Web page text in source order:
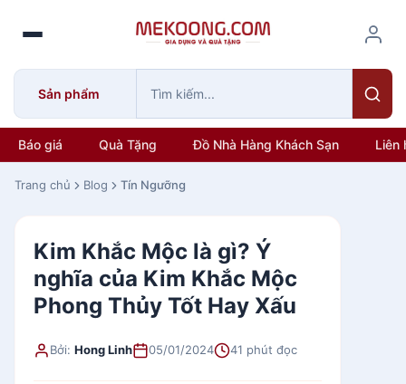
o
Sản phẩm
Báo giá Quà Tặng Đồ Nhà Hàng Khách Sạn Liên
Trang chủ Blog Tín Ngưỡng
Kim Khắc Mộc là gì? Ý
nghĩa của Kim Khắc Mộc
Phong Thủy Tốt Hay Xấu
Bởi: Hong Linh 05/01/2024 41 phút đọc